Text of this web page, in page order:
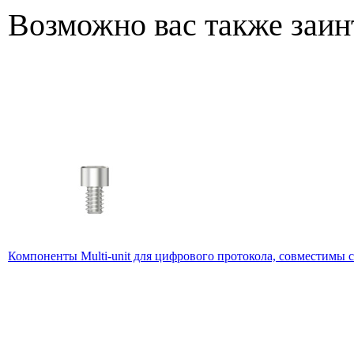
Возможно вас также
Компоненты Multi-unit для цифрового протокола, совместимы